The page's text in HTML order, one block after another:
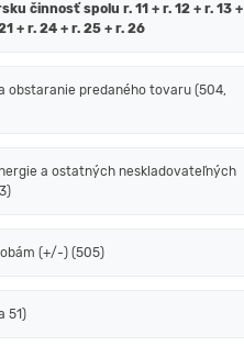
činnosť spolu r. 11 + r. 12 + r. 13 +
+ r. 24 + r. 25 + r. 26
obstaranie predaného tovaru (504,
a ostatných neskladovateľných
(+/-) (505)
51)